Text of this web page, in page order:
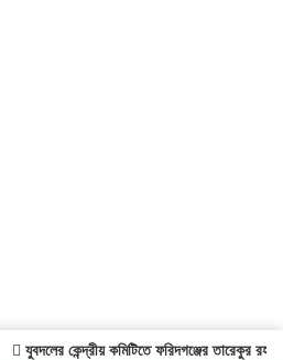
যুবদলের কেন্দ্রীয় কমিটিতে ফরিদগঞ্জের তারেকুর রহমান